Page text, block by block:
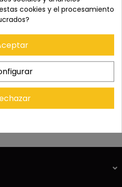
cookies y el procesamiento